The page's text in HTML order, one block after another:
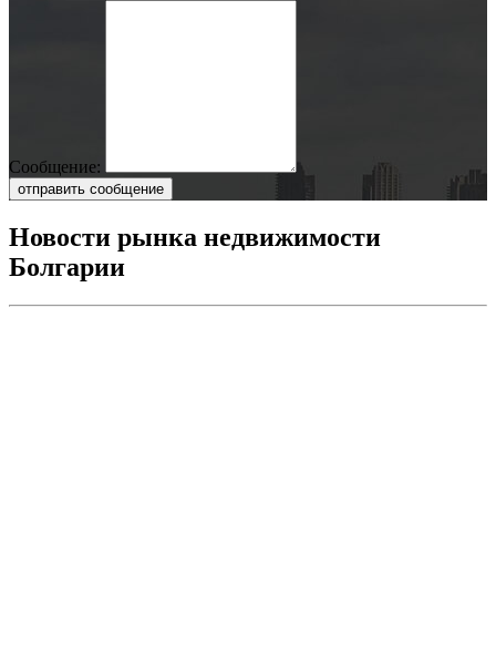
Сообщение:
отправить сообщение
Новости рынка недвижимости
Болгарии